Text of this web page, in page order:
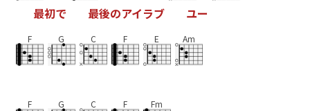
最初で 最後のアイラブ ユー
F G C F E Am
F G C F Fm